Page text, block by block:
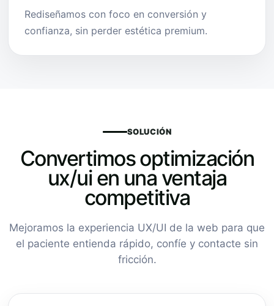
Rediseñamos con foco en conversión y
confianza, sin perder estética premium.
SOLUCIÓN
Convertimos optimización
ux/ui en una ventaja
competitiva
Mejoramos la experiencia UX/UI de la web para que
el paciente entienda rápido, confíe y contacte sin
fricción.